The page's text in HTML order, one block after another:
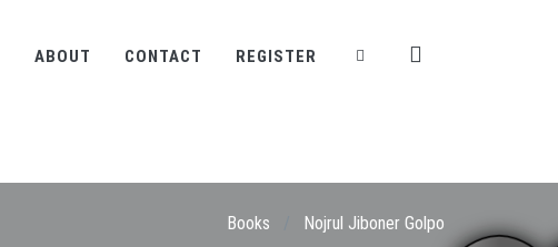
ABOUT CONTACT REGISTER
Books Nojrul Jiboner Golpo